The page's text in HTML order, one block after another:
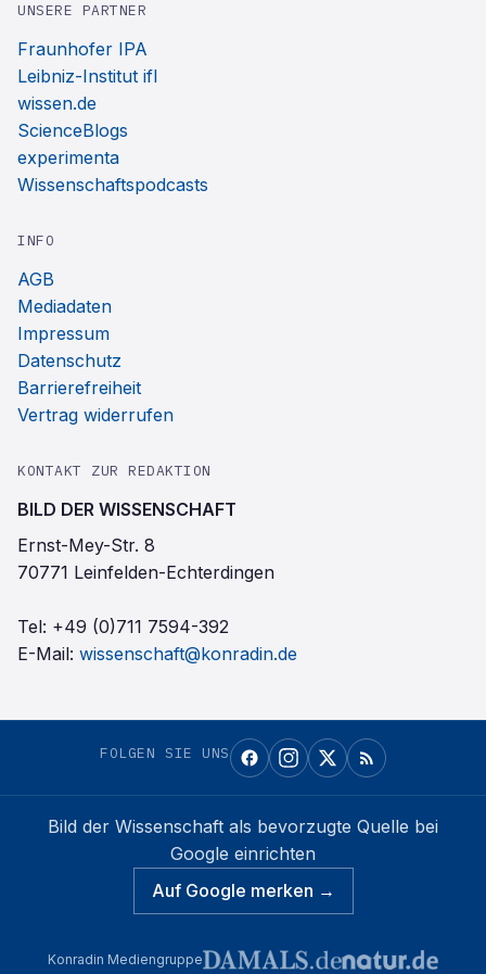
UNSERE PARTNER
Fraunhofer IPA
Leibniz-Institut ifl
wissen.de
ScienceBlogs
experimenta
Wissenschaftspodcasts
INFO
AGB
Mediadaten
Impressum
Datenschutz
Barrierefreiheit
Vertrag widerrufen
KONTAKT ZUR REDAKTION
BILD DER WISSENSCHAFT
Ernst-Mey-Str. 8
70771 Leinfelden-Echterdingen
Tel: +49 (0)711 7594-392
E-Mail: wissenschaft@konradin.de
FOLGEN SIE UNS
Bild der Wissenschaft als bevorzugte Quelle bei
Google einrichten
Auf Google merken →
Konradin Mediengruppe